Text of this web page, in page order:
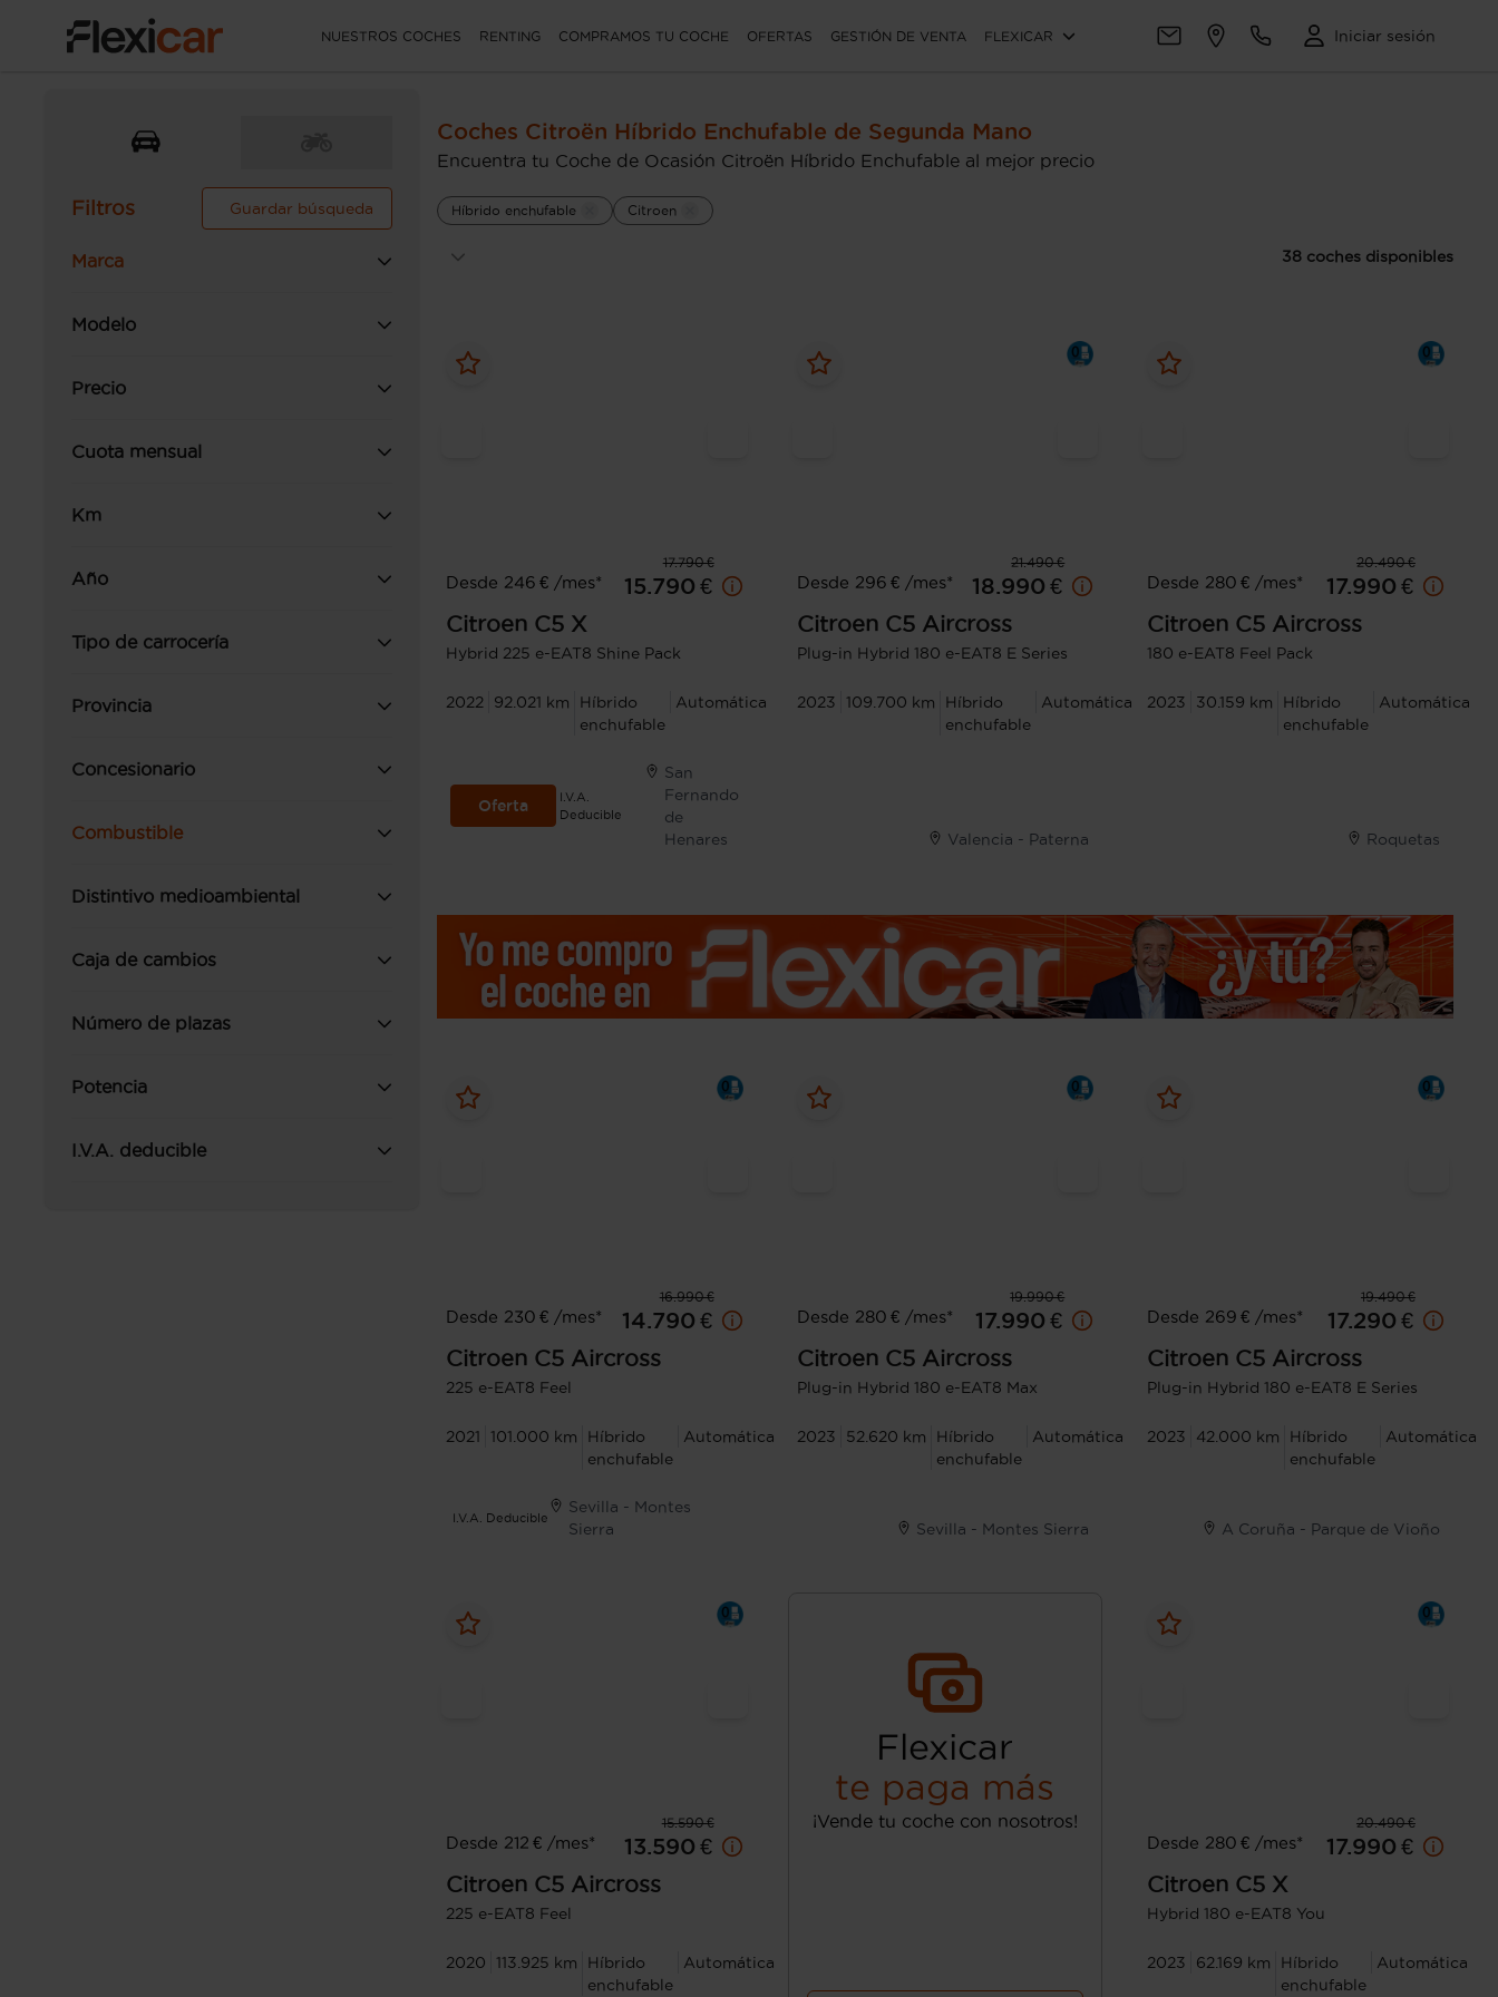
NUESTROS COCHES RENTING COMPRAMOS TU COCHE OFERTAS GESTIÓN DE VENTA FLEXICAR Iniciar sesión
Filtros Guardar búsqueda
Marca
Modelo
Precio
Cuota mensual
Km
Año
Tipo de carrocería
Provincia
Concesionario
Combustible
Distintivo medioambiental
Caja de cambios
Número de plazas
Potencia
I.V.A. deducible
Coches Citroën Híbrido Enchufable de Segunda Mano
Encuentra tu Coche de Ocasión Citroën Híbrido Enchufable al mejor precio
Híbrido enchufable Citroen
38 coches disponibles
17.790 €
Desde 246 € /mes*
15.790 €
Citroen C5 X
Hybrid 225 e-EAT8 Shine Pack
2022 92.021 km
Híbrido
enchufable
Automática
Oferta
I.V.A.
Deducible
San
Fernando
de
Henares
21.490 €
Desde 296 € /mes*
18.990 €
Citroen C5 Aircross
Plug-in Hybrid 180 e-EAT8 E Series
2023 109.700 km
Híbrido
enchufable
Automática
Valencia - Paterna
20.490 €
Desde 280 € /mes*
17.990 €
Citroen C5 Aircross
180 e-EAT8 Feel Pack
2023 30.159 km
Híbrido
enchufable
Automática
Roquetas
16.990 €
Desde 230 € /mes*
14.790 €
Citroen C5 Aircross
225 e-EAT8 Feel
2021 101.000 km
Híbrido
enchufable
Automática
I.V.A. Deducible
Sevilla - Montes
Sierra
19.990 €
Desde 280 € /mes*
17.990 €
Citroen C5 Aircross
Plug-in Hybrid 180 e-EAT8 Max
2023 52.620 km
Híbrido
enchufable
Automática
Sevilla - Montes Sierra
19.490 €
Desde 269 € /mes*
17.290 €
Citroen C5 Aircross
Plug-in Hybrid 180 e-EAT8 E Series
2023 42.000 km
Híbrido
enchufable
Automática
A Coruña - Parque de Vioño
15.590 €
Desde 212 € /mes*
13.590 €
Citroen C5 Aircross
225 e-EAT8 Feel
2020 113.925 km
Híbrido
enchufable
Automática
Flexicar
te paga más
¡Vende tu coche con nosotros! 20.490 €
Desde 280 € /mes*
17.990 €
Citroen C5 X
Hybrid 180 e-EAT8 You
2023 62.169 km
Híbrido
enchufable
Automática